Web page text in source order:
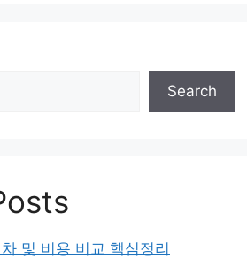
Search
및 비용 비교 핵심정리